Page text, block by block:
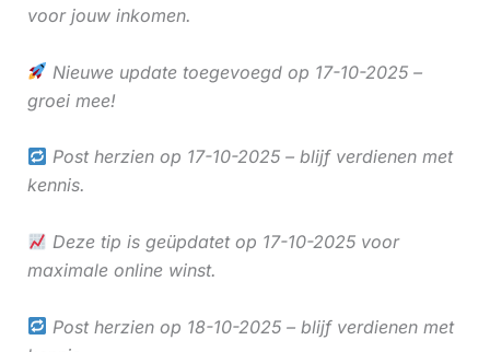
voor jouw inkomen.
Nieuwe update toegevoegd op 17-10-2025 –
groei mee!
Post herzien op 17-10-2025 – blijf verdienen met
kennis.
Deze tip is geüpdatet op 17-10-2025 voor
maximale online winst.
Post herzien op 18-10-2025 – blijf verdienen met